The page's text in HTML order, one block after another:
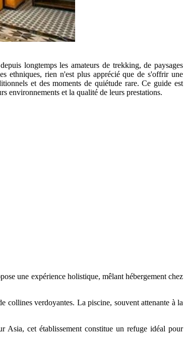
longtemps les amateurs de trekking, de paysages
ethniques, rien n'est plus apprécié que de s'offrir une
et des moments de quiétude rare. Ce guide est
environnements et la qualité de leurs prestations.
une expérience holistique, mêlant hébergement chez
collines verdoyantes. La piscine, souvent attenante à la
Asia, cet établissement constitue un refuge idéal pour